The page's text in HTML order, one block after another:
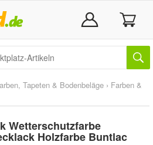
Tapeten & Bodenbeläge › Farben &
Wetterschutzfarbe
Holzfarbe Buntlac